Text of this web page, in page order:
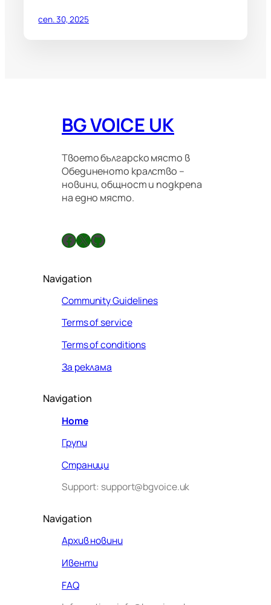
сеп. 30, 2025
BG VOICE UK
Твоето българско място в
Обединеното кралство –
новини, общност и подкрепа
на едно място.
Facebook X GitHub
Navigation
Community Guidelines
Terms of service
Terms of conditions
За реклама
Navigation
Home
Групи
Страници
Support: support@bgvoice.uk
Navigation
Архив новини
Ивенти
FAQ